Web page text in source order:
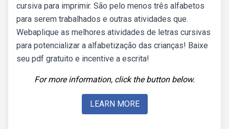
cursiva para imprimir. São pelo menos três alfabetos
para serem trabalhados e outras atividades que.
Webaplique as melhores atividades de letras cursivas
para potencializar a alfabetização das crianças! Baixe
seu pdf gratuito e incentive a escrita!
For more information, click the button below.
LEARN MORE